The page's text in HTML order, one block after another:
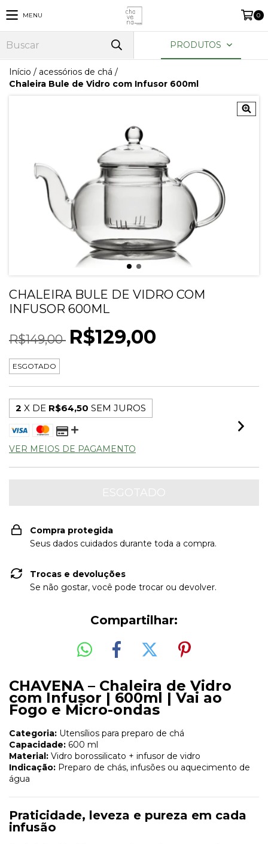
MENU 0
PRODUTOS
Início / acessórios de chá /
Chaleira Bule de Vidro com Infusor 600ml
CHALEIRA BULE DE VIDRO COM
INFUSOR 600ML
R$149,00 R$129,00
ESGOTADO
2 X DE R$64,50 SEM JUROS
VER MEIOS DE PAGAMENTO
Compra protegida
Seus dados cuidados durante toda a compra.
Trocas e devoluções
Se não gostar, você pode trocar ou devolver.
Compartilhar:
CHAVENA – Chaleira de Vidro
com Infusor | 600ml | Vai ao
Fogo e Micro-ondas
Categoria: Utensílios para preparo de chá
Capacidade: 600 ml
Material: Vidro borossilicato + infusor de vidro
Indicação: Preparo de chás, infusões ou aquecimento de
água
Praticidade, leveza e pureza em cada
infusão